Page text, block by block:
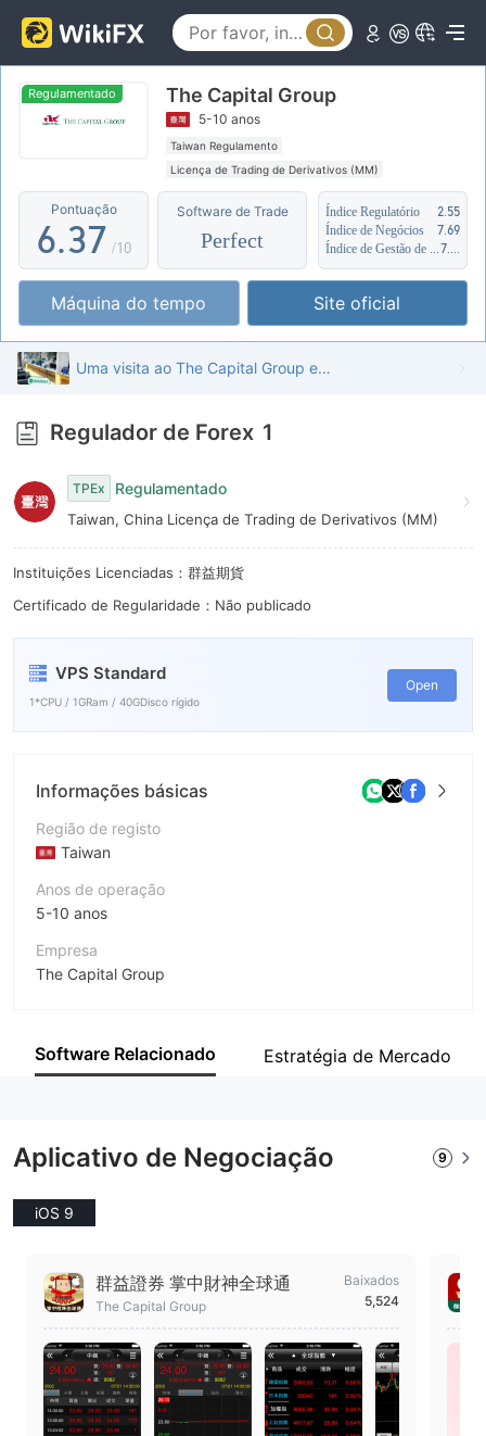
Regulamentado The Capital Group
5-10 anos
Taiwan Regulamento
Licença de Trading de Derivativos (MM)
Autopesquisa
Pontuação
1
2
3
5
6
7
8
9
.
0
2
3
4
5
6
8
9
2
3
4
6
7
8
9
/10
Software de Trade
Perfect
Índice Regulatório
2.55
Índice de Negócios
7.69
Máquina do tempo Site oficial
Uma visita ao The Capital Group em Taiwan - Escritório Encontrado
Regulador de Forex 1
TPEx Regulamentado
Taiwan, China Licença de Trading de Derivativos (MM)
Instituições Licenciadas：群益期貨
Certificado de Regularidade：Não publicado
VPS Standard
1*CPU / 1GRam / 40GDisco rígido
Open
Informações básicas
Região de registo
Taiwan
Anos de operação
5-10 anos
Empresa
The Capital Group
Funcionário da empresa
Software Relacionado Estratégia de Mercado
Aplicativo de Negociação 9
iOS 9
群益證券 掌中財神全球通
The Capital Group
Baixados
5,524